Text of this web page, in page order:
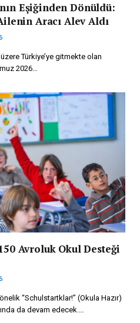
Eşiğinden Dönüldü:
Aracı Alev Aldı
Türkiye’ye gitmekte olan
2026…
Avroluk Okul Desteği
“Schulstartklar!” (Okula Hazır)
da devam edecek.…